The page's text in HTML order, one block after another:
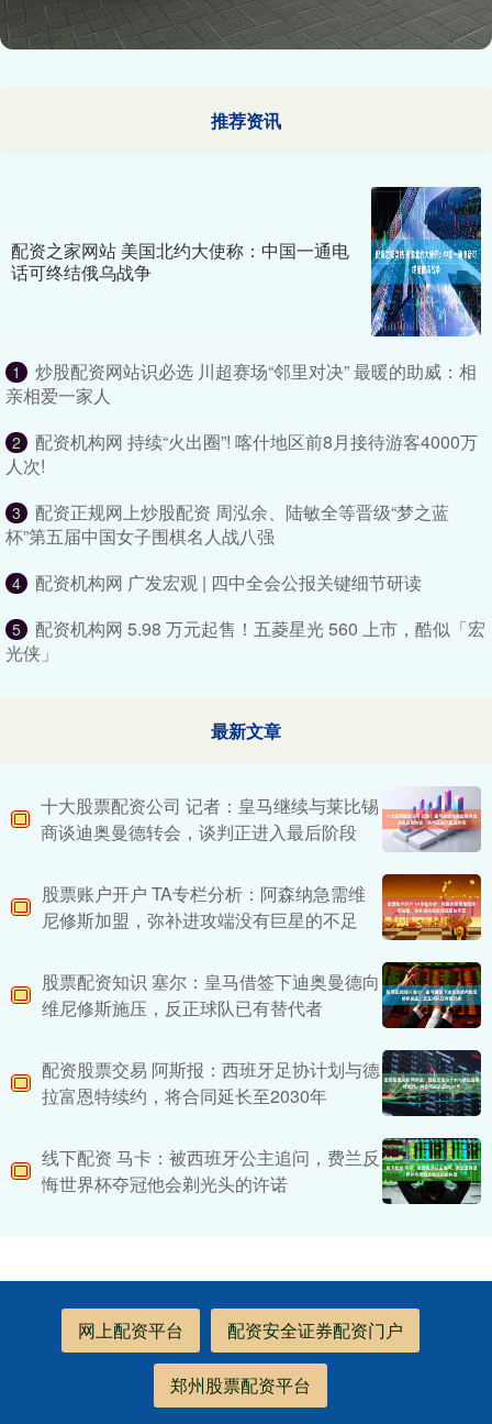
推荐资讯
配资之家网站 美国北约大使称：中国一通电
话可终结俄乌战争
1
炒股配资网站识必选 川超赛场“邻里对决” 最暖的助威：相
亲相爱一家人
2
配资机构网 持续“火出圈”! 喀什地区前8月接待游客4000万
人次!
3
配资正规网上炒股配资 周泓余、陆敏全等晋级“梦之蓝
杯”第五届中国女子围棋名人战八强
4 配资机构网 广发宏观 | 四中全会公报关键细节研读
5
配资机构网 5.98 万元起售！五菱星光 560 上市，酷似「宏
光侠」
最新文章
十大股票配资公司 记者：皇马继续与莱比锡
商谈迪奥曼德转会，谈判正进入最后阶段
股票账户开户 TA专栏分析：阿森纳急需维
尼修斯加盟，弥补进攻端没有巨星的不足
股票配资知识 塞尔：皇马借签下迪奥曼德向
维尼修斯施压，反正球队已有替代者
配资股票交易 阿斯报：西班牙足协计划与德
拉富恩特续约，将合同延长至2030年
线下配资 马卡：被西班牙公主追问，费兰反
悔世界杯夺冠他会剃光头的许诺
网上配资平台 配资安全证券配资门户
郑州股票配资平台